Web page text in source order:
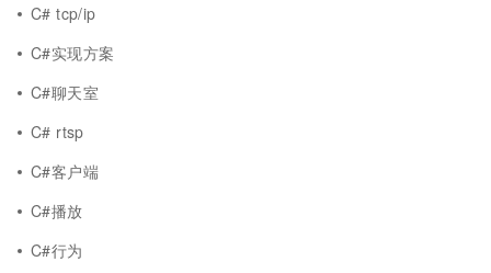
C# tcp/ip
C#实现方案
C#聊天室
C# rtsp
C#客户端
C#播放
C#行为